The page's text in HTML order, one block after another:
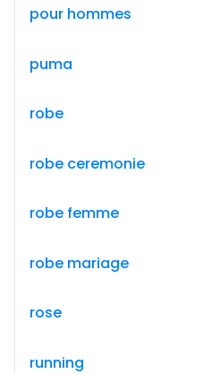
pour hommes
puma
robe
robe ceremonie
robe femme
robe mariage
rose
running